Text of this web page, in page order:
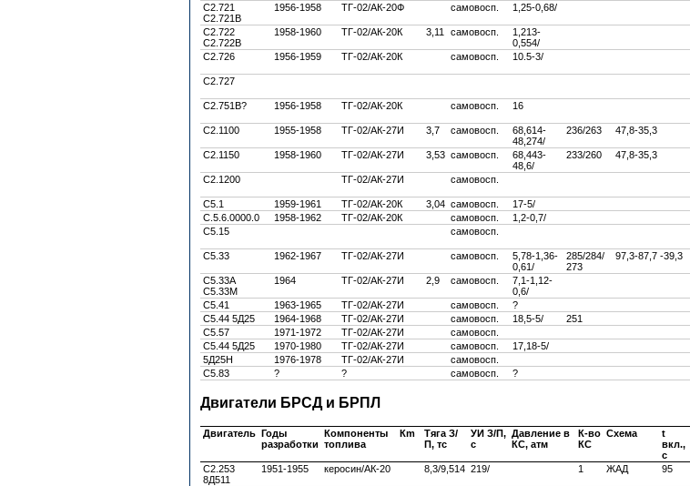
С2.721
С2.721В
1956-1958 ТГ-02/АК-20Ф самовосп. 1,25-0,68/
С2.722
С2.722В
1958-1960 ТГ-02/АК-20К 3,11 самовосп.
1,213-
0,554/
С2.726 1956-1959 ТГ-02/АК-20К самовосп. 10.5-3/
С2.727
С2.751В?
1956-1958 ТГ-02/АК-20К самовосп. 16
С2.1100 1955-1958 ТГ-02/АК-27И 3,7 самовосп.
68,614-
48,274/
236/263 47,8-35,3
С2.1150 1958-1960 ТГ-02/АК-27И 3,53 самовосп.
68,443-
48,6/
233/260 47,8-35,3
С2.1200 ТГ-02/АК-27И самовосп.
С5.1
1959-1961 ТГ-02/АК-20К 3,04 самовосп. 17-5/
С.5.6.0000.0
1958-1962 ТГ-02/АК-20К самовосп. 1,2-0,7/
С5.15
самовосп.
C5.33 1962-1967 ТГ-02/АК-27И самовосп.
5,78-1,36-
0,61/
285/284/
273
97,3-87,7 -39,3
C5.33А
C5.33М
1964 ТГ-02/АК-27И 2,9 самовосп.
7,1-1,12-
0,6/
С5.41
1963-1965 ТГ-02/АК-27И самовосп. ?
С5.44 5Д25
1964-1968 ТГ-02/АК-27И самовосп. 18,5-5/ 251
С5.57
1971-1972 ТГ-02/АК-27И самовосп.
С5.44 5Д25
1970-1980 ТГ-02/АК-27И самовосп. 17,18-5/
5Д25Н
1976-1978 ТГ-02/АК-27И самовосп.
C5.83
? ? самовосп. ?
Двигатели БРСД и БРПЛ
Двигатель Годы
разработки
Компоненты
топлива
Кm
Тяга З/
П, тс
УИ З/П,
c
Давление в
КС, атм
К-во
КС
Схема
t
вкл.,
c
С2.253
8Д511
1951-1955 керосин/АК-20 8,3/9,514 219/ 1 ЖАД 95